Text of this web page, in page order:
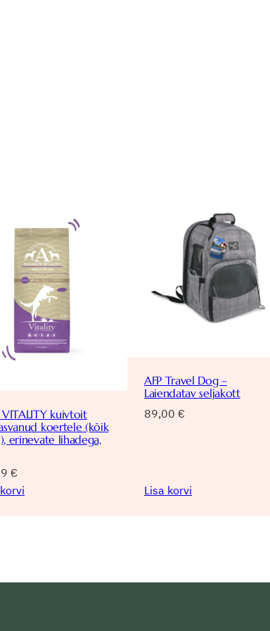
VITALITY kuivtoit
koertele (kõik
erinevate lihadega,
€
AFP Travel Dog –
Laiendatav seljakott
89,00 €
Lisa korvi